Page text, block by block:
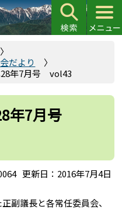
だより
年7月号 vol43
年7月号
更新日：2016年7月4日
副議長と各常任委員会、